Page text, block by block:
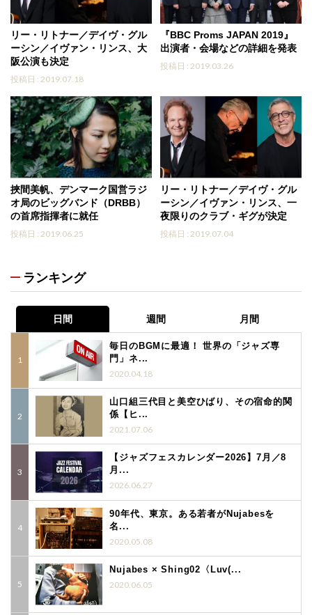
リー・リトナー／デイヴ・グル
ーシン／イヴァン・リンス、大
阪公演も決定
投稿日 : 2019.07.18
『BBC Proms JAPAN 2019』
出演者・会場などの詳細を発表
投稿日 : 2019.03.26
挾間美帆、デンマーク国営ラジ
オ局のビッグバンド（DRBB）
の首席指揮者に就任
投稿日 : 2019.06.25
リー・リトナー／デイヴ・グル
ーシン／イヴァン・リンス、一
夜限りのクラブ・ギグが決定
投稿日 : 2019.07.04
ランキング
日間 週間 月間
毎日のBGMに最適！ 世界の「ジャズ専
門」ネ...
2020.04.18
山口組三代目と美空ひばり、その宿命的関
係【ヒ...
2021.07.06
【ジャズフェスカレンダー2026】7月／8
月...
2026.06.27
90年代、東京。ある若者がNujabesを
名...
2020.05.08
Nujabes × Shing02〈Luv(...
2020.06.05